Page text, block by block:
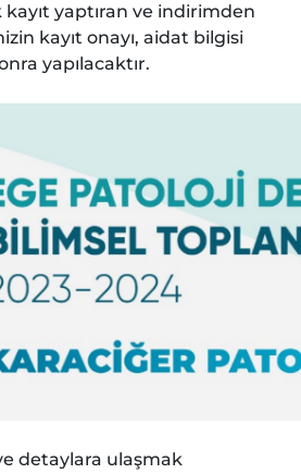
yaptıran ve indirimden
kayıt onayı, aidat bilgisi
yapılacaktır.
detaylara ulaşmak